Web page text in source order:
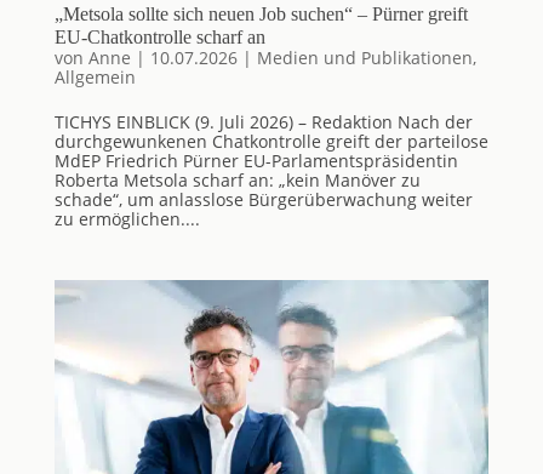
„Metsola sollte sich neuen Job suchen“ – Pürner greift
EU-Chatkontrolle scharf an
von Anne | 10.07.2026| Medien und Publikationen,
Allgemein
TICHYS EINBLICK (9. Juli 2026) – Redaktion Nach der
durchgewunkenen Chatkontrolle greift der parteilose
MdEP Friedrich Pürner EU-Parlamentspräsidentin
Roberta Metsola scharf an: „kein Manöver zu
schade“, um anlasslose Bürgerüberwachung weiter
zu ermöglichen....